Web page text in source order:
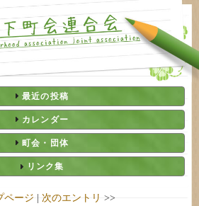
最近の投稿
カレンダー
町会・団体
リンク集
ページ | 次のエントリ >>